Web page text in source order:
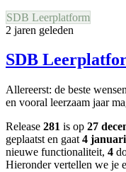
SDB Leerplatform
2 jaren geleden
SDB
Allereerst: de beste
en vooral leerzaam jaar
Release 281 is op 27
geplaatst en gaat 4 januari
nieuwe functionaliteit, 4
Hieronder vertellen we je